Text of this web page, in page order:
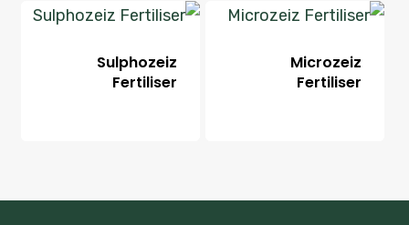
Microzeiz
Fertiliser
Sulphozeiz
Fertiliser